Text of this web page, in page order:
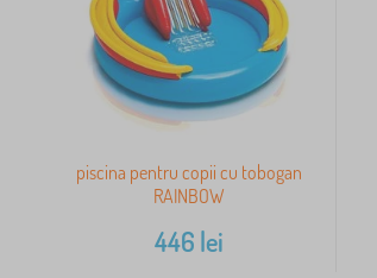
piscina pentru copii cu tobogan
RAINBOW
446 lei